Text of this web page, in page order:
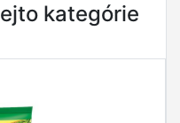
kategórie